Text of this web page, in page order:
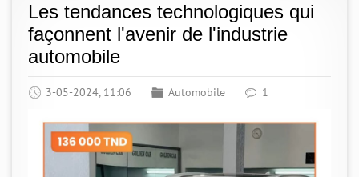
Les tendances technologiques qui
façonnent l'avenir de l'industrie
automobile
3-05-2024, 11:06 Automobile 1